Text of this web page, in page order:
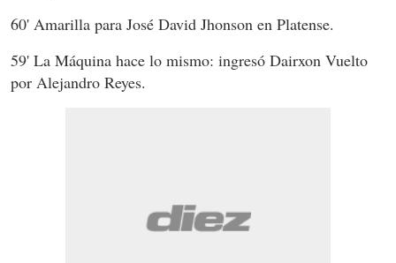
60' Amarilla para José David Jhonson en Platense.
59' La Máquina hace lo mismo: ingresó Dairxon Vuelto
por Alejandro Reyes.